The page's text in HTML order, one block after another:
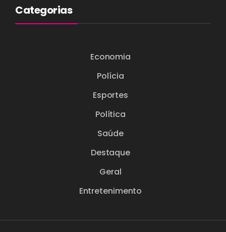
Categorias
Economia
Polícia
Esportes
Política
Saúde
Destaque
Geral
Entretenimento